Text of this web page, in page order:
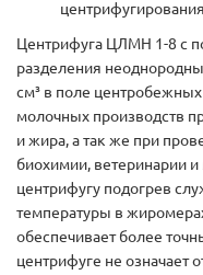
Центрифуга ЦЛМН 1-8 с
разделения
см³ в поле центробежных
молочных производств
и жира, а так же при
биохимии, ветеринарии
центрифугу подогрев
температуры в
обеспечивает более
центрифуге не означает